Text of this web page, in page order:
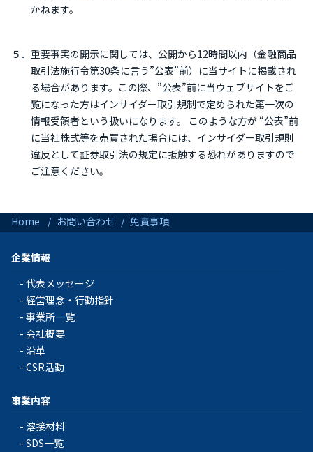
かねます。
５．重要事実の開示に関しては、公開から12時間以内（金融商品
取引法施行令第30条に言う”公表”前）に当サイトに掲載され
る場合があります。この際、”公表”前に当ウェブサイトをご
覧になった方はインサイダー取引規制で定められた第一次の
情報受領者という扱いになります。 このような方が “公表”前
に当社株式等を売買された場合には、インサイダー取引規則
違反として証券取引法の規定に抵触する恐れがありますので
ご注意ください。
Home お問い合わせ 免責事項
企業情報
代表メッセージ
経営理念・行動指針
事業所一覧
会社概要
沿革
CSR活動
事業内容
溶接材料
SDS一覧